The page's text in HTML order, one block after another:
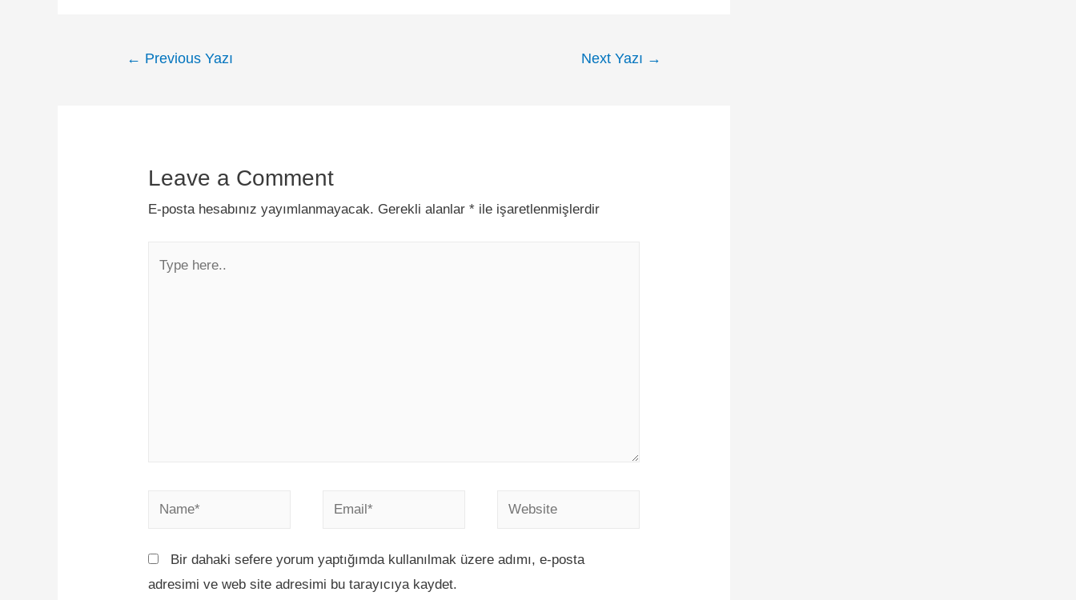
← Previous Yazı Next Yazı →
Leave a Comment
E-posta hesabınız yayımlanmayacak. Gerekli alanlar* ile işaretlenmişlerdir
Bir dahaki sefere yorum yaptığımda kullanılmak üzere adımı, e-posta
adresimi ve web site adresimi bu tarayıcıya kaydet.